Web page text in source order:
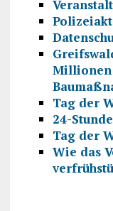
Millionen
Tag der
24-
Tag der
Wie das